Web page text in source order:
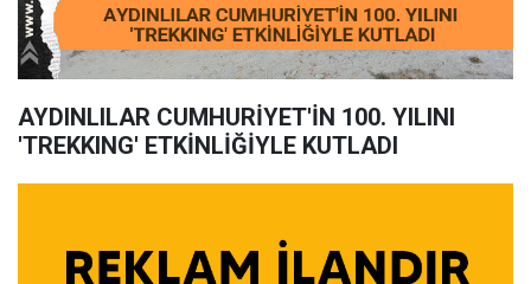
AYDINLILAR CUMHURİYET'İN 100. YILINI
'TREKKING' ETKİNLİĞİYLE KUTLADI